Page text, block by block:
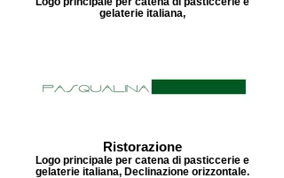
gelaterie italiana,
Ristorazione
Logo principale per catena di pasticcerie e
gelaterie italiana, Declinazione orizzontale.